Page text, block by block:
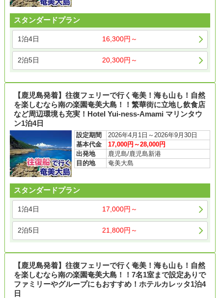
スタンダードプラン
1泊4日 16,300円～
2泊5日 20,300円～
【鹿児島発着】往復フェリーで行く奄美！海も山も！自然
を楽しむなら南の楽園奄美大島！！繁華街に立地し飲食店
など周辺環境も充実！Hotel Yui-ness-Amami マリンタウ
ン1泊4日
設定期間
2026年4月1日～2026年9月30日
基本代金
17,000円～28,000円
出発地
鹿児島/鹿児島新港
目的地
奄美大島
スタンダードプラン
1泊4日 17,000円～
2泊5日 21,800円～
【鹿児島発着】往復フェリーで行く奄美！海も山も！自然
を楽しむなら南の楽園奄美大島！！7名1室まで設定ありで
ファミリーやグループにもおすすめ！ホテルカレッタ1泊4
日